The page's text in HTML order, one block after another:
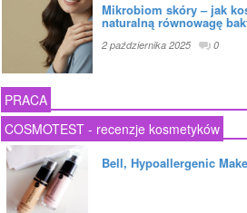
Mikrobiom skóry – jak
naturalną równowagę
2 października 2025 0
PRACA
COSMOTEST - recenzje kosmetyków
Bell, Hypoallergenic